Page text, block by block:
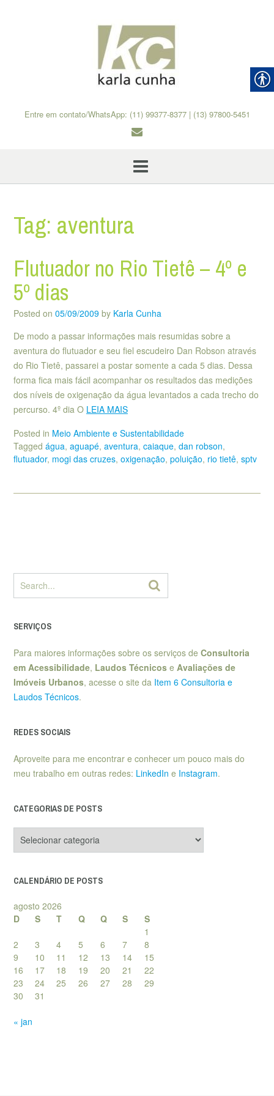
Entre em contato/WhatsApp: (11) 99377-8377 | (13) 97800-5451
Tag: aventura
Flutuador no Rio Tietê – 4º e
5º dias
Posted on 05/09/2009 by Karla Cunha
De modo a passar informações mais resumidas sobre a
aventura do flutuador e seu fiel escudeiro Dan Robson através
do Rio Tietê, passarei a postar somente a cada 5 dias. Dessa
forma fica mais fácil acompanhar os resultados das medições
dos níveis de oxigenação da água levantados a cada trecho do
percurso. 4º dia O LEIA MAIS
Posted in Meio Ambiente e Sustentabilidade
Tagged água, aguapé, aventura, caiaque, dan robson,
flutuador, mogi das cruzes, oxigenação, poluição, rio tietê, sptv
SERVIÇOS
Para maiores informações sobre os serviços de Consultoria
em Acessibilidade, Laudos Técnicos e Avaliações de
Imóveis Urbanos, acesse o site da Item 6 Consultoria e
Laudos Técnicos.
REDES SOCIAIS
Aproveite para me encontrar e conhecer um pouco mais do
meu trabalho em outras redes: LinkedIn e Instagram.
CATEGORIAS DE POSTS
de
CALENDÁRIO DE POSTS
agosto 2026
D
S T Q Q S
S
1
2
3 4 5 6 7
8
9
10 11 12 13 14
15
16
17 18 19 20 21
22
23
24 25 26 27 28
29
30
31
« jan